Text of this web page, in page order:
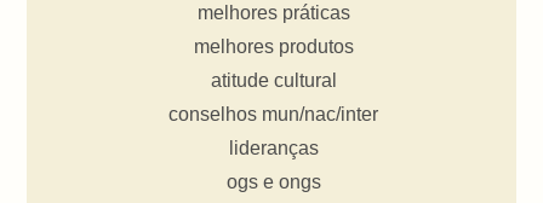
melhores práticas
melhores produtos
atitude cultural
conselhos mun/nac/inter
lideranças
ogs e ongs